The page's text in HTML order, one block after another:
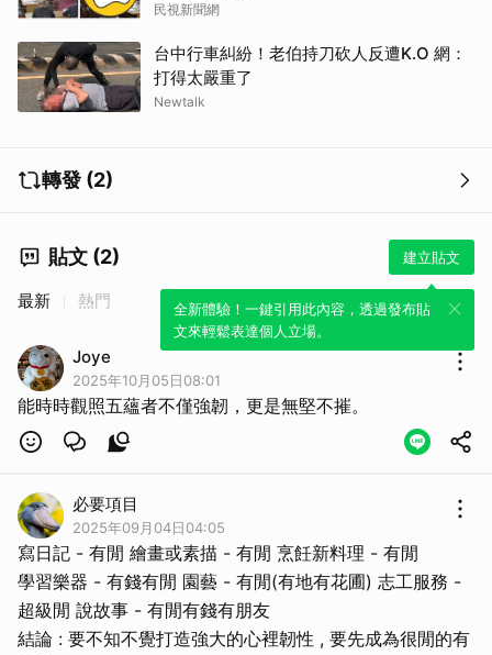
民視新聞網
台中行車糾紛！老伯持刀砍人反遭K.O 網：
打得太嚴重了
Newtalk
轉發 (2)
貼文 (2) 建立貼文
全新體驗！一鍵引用此內容，透過發布貼
文來輕鬆表達個人立場。
最新 熱門
Joye
2025年10月05日08:01
能時時觀照五蘊者不僅強韌，更是無堅不摧。
必要項目
2025年09月04日04:05
寫日記 - 有閒 繪畫或素描 - 有閒 烹飪新料理 - 有閒
學習樂器 - 有錢有閒 園藝 - 有閒(有地有花圃) 志工服務 -
超級閒 說故事 - 有閒有錢有朋友
結論 : 要不知不覺打造強大的心裡韌性 , 要先成為很閒的有